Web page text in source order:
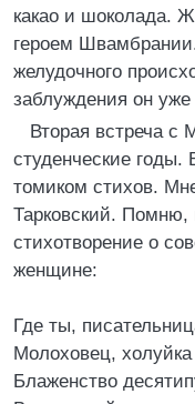
какао и шоколада.
героем
желудочного
заблуждения он
Вторая встреча с
студенческие годы.
томиком стихов.
Тарковский. Помню,
стихотворение о
женщине:
Где ты,
Молоховец,
Блаженство